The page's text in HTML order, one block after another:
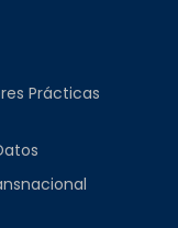
Prácticas